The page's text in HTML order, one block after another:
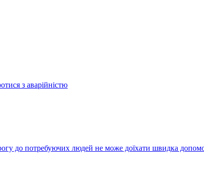
з аварійністю
до потребуючих людей не може доїхати швидка